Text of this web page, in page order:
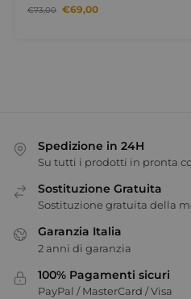
€73,00 €69,00
Spedizione in 24H
Su tutti i prodotti in pronta
Sostituzione Gratuita
Sostituzione gratuita della
Garanzia Italia
2 anni di garanzia
100% Pagamenti sicuri
PayPal / MasterCard / Visa